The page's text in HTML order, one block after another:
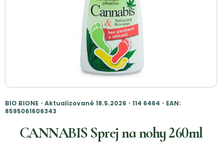
BIO BIONE・Aktualizované 18.5.2026・114 6464・EAN:
8595061606343
CANNABIS Sprej na nohy 260ml